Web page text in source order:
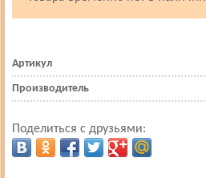
Артикул
Производитель
Поделиться с друзьями: